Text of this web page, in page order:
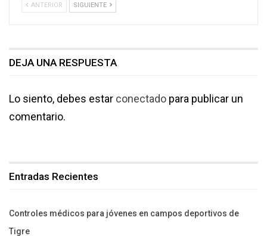
ANTERIOR SIGUIENTE
DEJA UNA RESPUESTA
Lo siento, debes estar conectado para publicar un
comentario.
Entradas Recientes
Controles médicos para jóvenes en campos deportivos de
Tigre